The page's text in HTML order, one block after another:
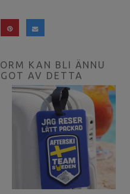
KAN BLI ÄNNU
AV DETTA